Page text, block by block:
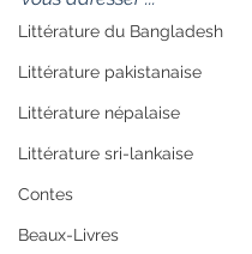
Littérature du Bangladesh
Littérature pakistanaise
Littérature népalaise
Littérature sri-lankaise
Contes
Beaux-Livres